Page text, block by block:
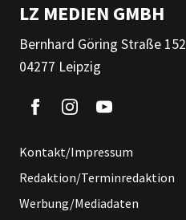
LZ MEDIEN GMBH
Bernhard Göring Straße 152
04277 Leipzig
Kontakt/Impressum
Redaktion/Terminredaktion
Werbung/Mediadaten